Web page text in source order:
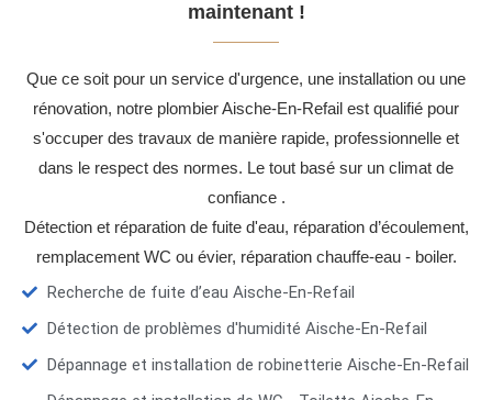
maintenant !
Que ce soit pour un service d'urgence, une installation ou une
rénovation, notre plombier Aische-En-Refail est qualifié pour
s'occuper des travaux de manière rapide, professionnelle et
dans le respect des normes. Le tout basé sur un climat de
confiance .
Détection et réparation de fuite d'eau, réparation d’écoulement,
remplacement WC ou évier, réparation chauffe-eau - boiler.
Recherche de fuite d’eau Aische-En-Refail
Détection de problèmes d'humidité Aische-En-Refail
Dépannage et installation de robinetterie Aische-En-Refail